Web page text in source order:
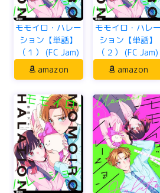
モモイロ・ハレー
ション【単話】
（１） (FC Jam)
amazon
モモイロ・ハレー
ション【単話】
（２） (FC Jam)
amazon